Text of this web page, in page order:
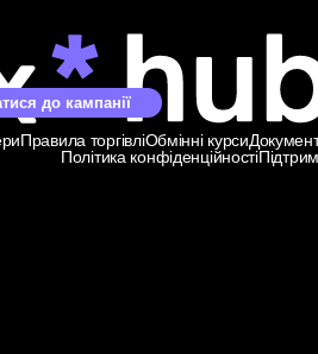
до кампанії
Правила торгівліОбмінні курси
Політика конфіденційності